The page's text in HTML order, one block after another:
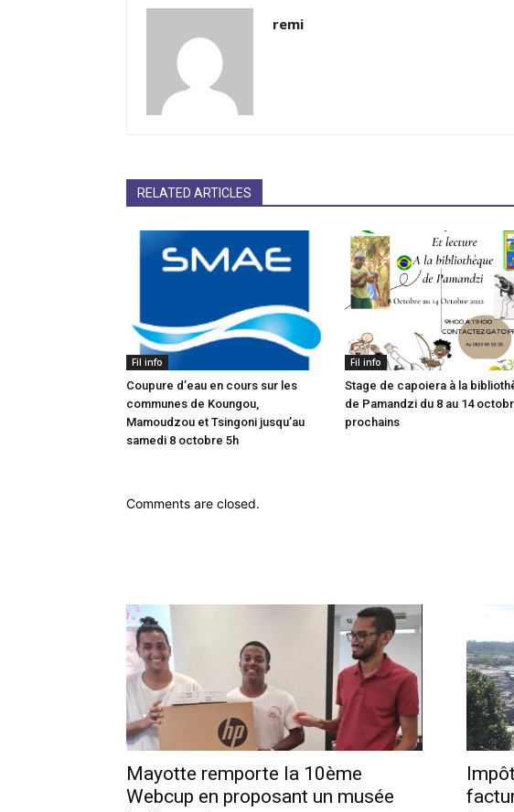
remi
RELATED ARTICLES
Fil info
Coupure d’eau en cours sur les
communes de Koungou,
Mamoudzou et Tsingoni jusqu’au
samedi 8 octobre 5h
Fil info
Stage de capoiera à la
de Pamandzi du 8 au 14
prochains
Comments are closed.
Mayotte remporte la 10ème
Webcup en proposant un musée